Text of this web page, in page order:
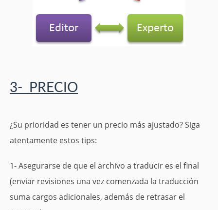
3- PRECIO
¿Su prioridad es tener un precio más ajustado? Siga
atentamente estos tips:
1- Asegurarse de que el archivo a traducir es el final
(enviar revisiones una vez comenzada la traducción
suma cargos adicionales, además de retrasar el